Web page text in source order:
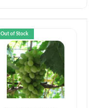
Out of Stock